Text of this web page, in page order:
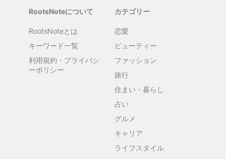
RootsNoteについて
RootsNoteとは
キーワード一覧
利用規約・プライバシ
ーポリシー
カテゴリー
恋愛
ビューティー
ファッション
旅行
住まい・暮らし
占い
グルメ
キャリア
ライフスタイル